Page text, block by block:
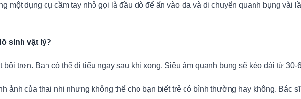
một dụng cụ cầm tay nhỏ gọi là đầu dò để ấn vào da và di chuyển quanh bụng vài
sinh vật lý?
bôi trơn. Bạn có thể đi tiểu ngay sau khi xong. Siêu âm quanh bụng sẽ kéo dài từ 30-
ảnh của thai nhi nhưng không thể cho bạn biết trẻ có bình thường hay không. Bác